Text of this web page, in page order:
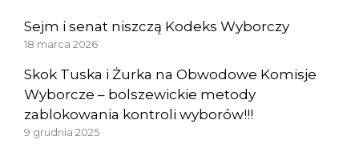
Sejm i senat niszczą Kodeks Wyborczy
18 marca 2026
Skok Tuska i Żurka na Obwodowe Komisje
Wyborcze – bolszewickie metody
zablokowania kontroli wyborów!!!
9 grudnia 2025